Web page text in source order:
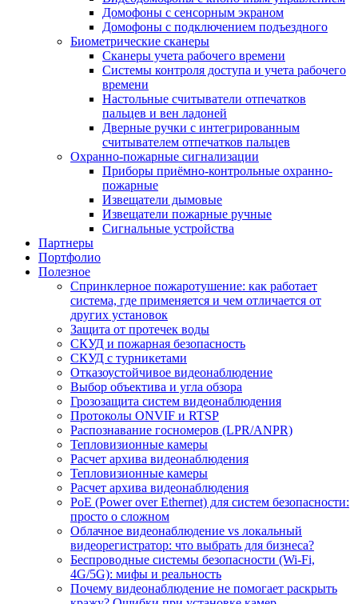
Домофоны с сенсорным экраном
Домофоны с подключением подъездного
Биометрические сканеры
Сканеры учета рабочего времени
Системы контроля доступа и учета рабочего
времени
Настольные считыватели отпечатков
пальцев и вен ладоней
Дверные ручки с интегрированным
считывателем отпечатков пальцев
Охранно-пожарные сигнализации
Приборы приёмно-контрольные охранно-
пожарные
Извещатели дымовые
Извещатели пожарные ручные
Сигнальные устройства
Партнеры
Портфолио
Полезное
Спринклерное пожаротушение: как работает
система, где применяется и чем отличается от
других установок
Защита от протечек воды
СКУД и пожарная безопасность
СКУД с турникетами
Отказоустойчивое видеонаблюдение
Выбор объектива и угла обзора
Грозозащита систем видеонаблюдения
Протоколы ONVIF и RTSP
Распознавание госномеров (LPR/ANPR)
Тепловизионные камеры
Расчет архива видеонаблюдения
Тепловизионные камеры
Расчет архива видеонаблюдения
PoE (Power over Ethernet) для систем безопасности:
просто о сложном
Облачное видеонаблюдение vs локальный
видеорегистратор: что выбрать для бизнеса?
Беспроводные системы безопасности (Wi-Fi,
4G/5G): мифы и реальность
Почему видеонаблюдение не помогает раскрыть